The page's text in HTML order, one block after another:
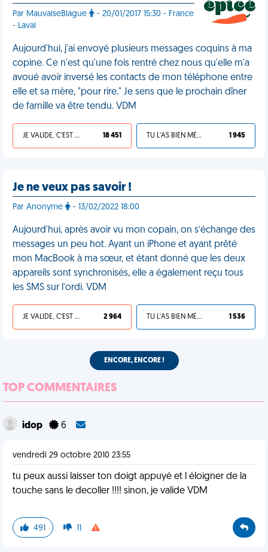
Par MauvaiseBlague
- 20/01/2017 15:30 - France
- Laval
Aujourd'hui, j'ai envoyé plusieurs messages coquins à ma
copine. Ce n'est qu'une fois rentré chez nous qu'elle m'a
avoué avoir inversé les contacts de mon téléphone entre
elle et sa mère, "pour rire." Je sens que le prochain dîner
de famille va être tendu. VDM
JE VALIDE, C'EST UNE VDM 18 451 TU L'AS BIEN MÉRITÉ 1 945
Je ne veux pas savoir !
Par Anonyme - 13/02/2022 18:00
Aujourd'hui, après avoir vu mon copain, on s’échange des
messages un peu hot. Ayant un iPhone et ayant prêté
mon MacBook à ma sœur, et étant donné que les deux
appareils sont synchronisés, elle a également reçu tous
les SMS sur l’ordi. VDM
JE VALIDE, C'EST UNE VDM 2 964 TU L'AS BIEN MÉRITÉ 1 536
ENCORE, ENCORE !
TOP COMMENTAIRES
idop 6
vendredi 29 octobre 2010 23:55
tu peux aussi laisser ton doigt appuyé et l éloigner de la
touche sans le decoller !!!! sinon, je valide VDM
491 11